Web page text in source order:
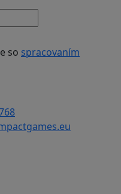
so spracovaním